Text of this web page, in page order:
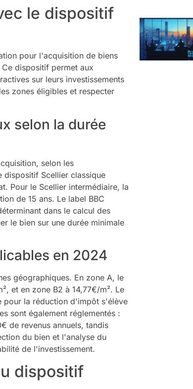
le dispositif
pour l'acquisition de biens
dispositif permet aux
sur leurs investissements
zones éligibles et respecter
selon la durée
selon les
dispositif Scellier classique
Pour le Scellier intermédiaire, la
de 15 ans. Le label BBC
dans le calcul des
le bien sur une durée minimale
en 2024
géographiques. En zone A, le
et en zone B2 à 14,77€/m². Le
pour la réduction d'impôt s'élève
sont également réglementés :
de revenus annuels, tandis
du bien et l'analyse du
de l'investissement.
dispositif